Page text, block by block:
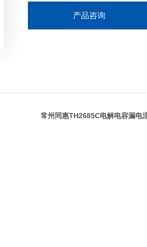
产品咨询
常州同惠TH2685C电解电容漏电